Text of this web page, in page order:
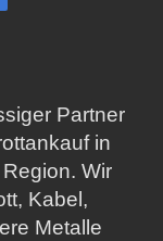
Partner
in
Wir
Kabel,
Metalle